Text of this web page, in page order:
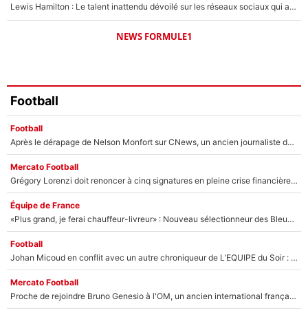
Lewis Hamilton : Le talent inattendu dévoilé sur les réseaux sociaux qui a impressionné Kim Kardashian pendant leurs vacances en amoureux !
NEWS FORMULE1
Football
Football
Après le dérapage de Nelson Monfort sur CNews, un ancien journaliste de France Télévisions relance la polémique sur les incendies en Gironde
Mercato Football
Grégory Lorenzi doit renoncer à cinq signatures en pleine crise financière : L’IA propose sept noms à l’OM pour un mercato réussi... à seulement 5M€ !
Équipe de France
«Plus grand, je ferai chauffeur-livreur» : Nouveau sélectionneur des Bleus, Zinédine Zidane s’était imaginé un avenir très différent lorsqu'il était enfant
Football
Johan Micoud en conflit avec un autre chroniqueur de L’EQUIPE du Soir : «Pendant un moment, je ne les ai pas remis ensemble dans l'émission»
Mercato Football
Proche de rejoindre Bruno Genesio à l'OM, un ancien international français va finalement débarquer... sur RMC !